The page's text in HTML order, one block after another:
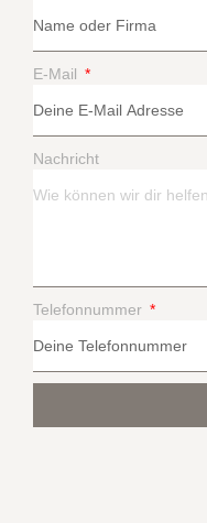
E-Mail
Nachricht
Telefonnummer